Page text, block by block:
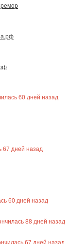
60 дней назад
67 дней назад
60 дней назад
88 дней назад